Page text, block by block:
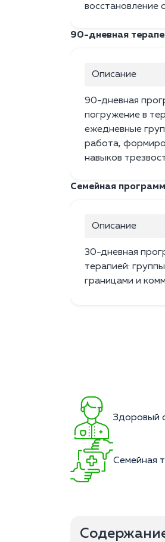
восстановление
90-дневная
Описание
90-дневная
погружение в
ежедневные
работа,
навыков
Семейная
Описание
30-дневная
терапией:
границами и
Здоровый
Семейная